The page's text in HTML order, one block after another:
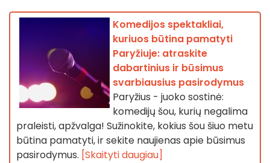
Komedijos spektakliai,
kuriuos būtina pamatyti
Paryžiuje: atraskite
dabartinius ir būsimus
svarbiausius pasirodymus
Paryžius - juoko sostinė:
komedijų šou, kurių negalima
praleisti, apžvalga! Sužinokite, kokius šou šiuo metu
būtina pamatyti, ir sekite naujienas apie būsimus
pasirodymus. [Skaityti daugiau]